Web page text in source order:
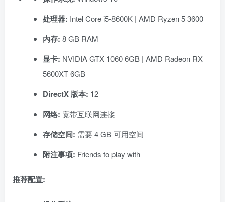
处理器: Intel Core i5-8600K | AMD Ryzen 5 3600
内存: 8 GB RAM
显卡: NVIDIA GTX 1060 6GB | AMD Radeon RX
5600XT 6GB
DirectX 版本: 12
网络: 宽带互联网连接
存储空间: 需要 4 GB 可用空间
附注事项: Friends to play with
推荐配置: